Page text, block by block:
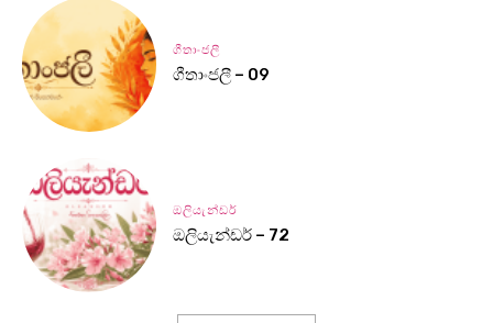
ගීතාංජලී
ගීතාංජලී – 09
ඔලියැන්ඩර්
ඔලියැන්ඩර් – 72